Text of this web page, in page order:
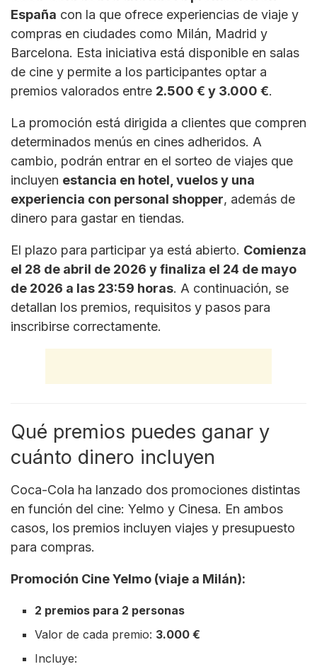
España con la que ofrece experiencias de viaje y
compras en ciudades como Milán, Madrid y
Barcelona. Esta iniciativa está disponible en salas
de cine y permite a los participantes optar a
premios valorados entre 2.500 € y 3.000 €.
La promoción está dirigida a clientes que compren
determinados menús en cines adheridos. A
cambio, podrán entrar en el sorteo de viajes que
incluyen estancia en hotel, vuelos y una
experiencia con personal shopper, además de
dinero para gastar en tiendas.
El plazo para participar ya está abierto. Comienza
el 28 de abril de 2026 y finaliza el 24 de mayo
de 2026 a las 23:59 horas. A continuación, se
detallan los premios, requisitos y pasos para
inscribirse correctamente.
Qué premios puedes ganar y
cuánto dinero incluyen
Coca-Cola ha lanzado dos promociones distintas
en función del cine: Yelmo y Cinesa. En ambos
casos, los premios incluyen viajes y presupuesto
para compras.
Promoción Cine Yelmo (viaje a Milán):
2 premios para 2 personas
Valor de cada premio: 3.000 €
Incluye: